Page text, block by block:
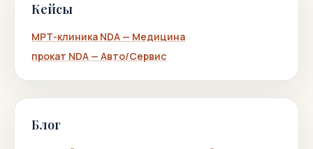
Кейсы
МРТ-клиника NDA — Медицина
прокат NDA — Авто/Сервис
Блог